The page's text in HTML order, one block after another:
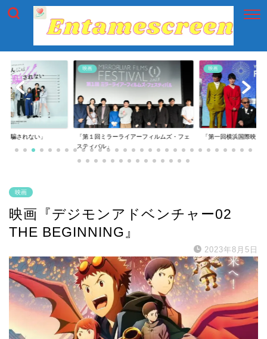
は騙されない」
映画
「第１回ミラーライアーフィルムズ・フェ
スティバル」
映画
「第一回横浜国際映画
映画
映画『デジモンアドベンチャー02
THE BEGINNING』
2023年8月5日